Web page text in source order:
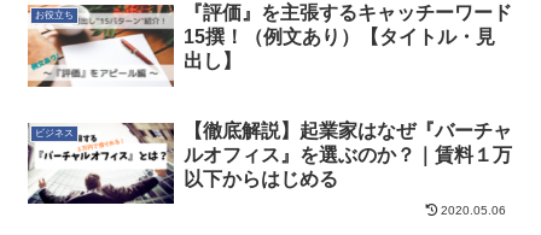
お役立ち
『評価』を主張するキャッチーワード
15撰！（例文あり）【タイトル・見
出し】
ビジネス
【徹底解説】起業家はなぜ『バーチャ
ルオフィス』を選ぶのか？｜賃料１万
以下からはじめる
2020.05.06